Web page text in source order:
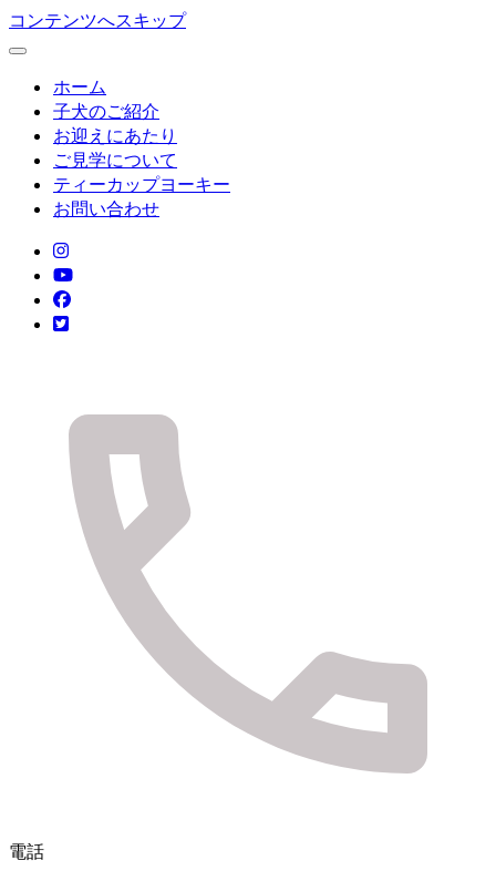
コンテンツへスキップ
ホーム
子犬のご紹介
お迎えにあたり
ご見学について
ティーカップヨーキー
お問い合わせ
電話